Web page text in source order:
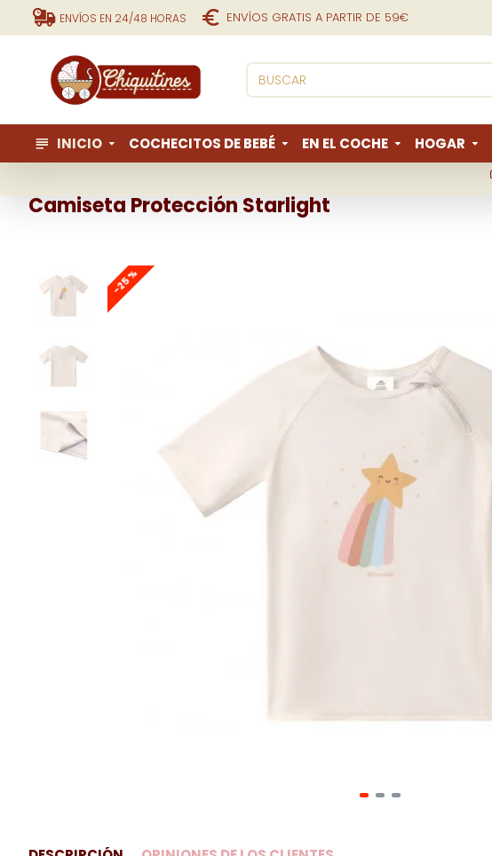
ENVÍOS EN 24/48 HORAS ENVÍOS GRATIS A PARTIR DE 59€
INICIO COCHECITOS DE BEBÉ EN EL COCHE HOGAR
Camiseta Protección Starlight
-25 %